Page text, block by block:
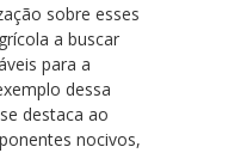
sobre esses
a buscar
para a
dessa
destaca ao
nocivos,